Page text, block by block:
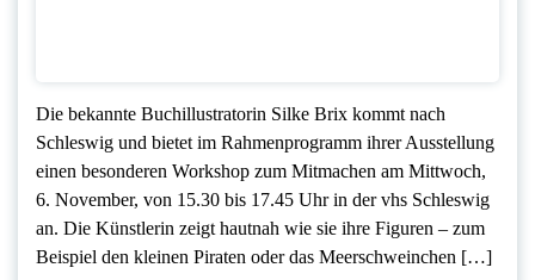
Die bekannte Buchillustratorin Silke Brix kommt nach
Schleswig und bietet im Rahmenprogramm ihrer Ausstellung
einen besonderen Workshop zum Mitmachen am Mittwoch,
6. November, von 15.30 bis 17.45 Uhr in der vhs Schleswig
an. Die Künstlerin zeigt hautnah wie sie ihre Figuren – zum
Beispiel den kleinen Piraten oder das Meerschweinchen […]